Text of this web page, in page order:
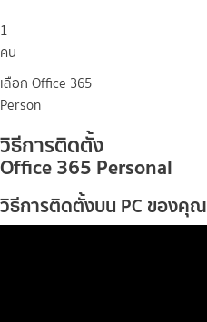
1
คน
เลือก Office 365
Person
วิธีการติดตั้ง
Office 365Personal
วิธีการติดตั้งบน PC ของคุณ